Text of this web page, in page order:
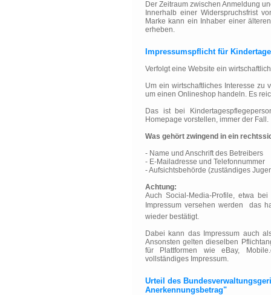
Der Zeitraum zwischen Anmeldung
Innerhalb einer Widerspruchsfrist
Marke kann ein Inhaber einer
erheben.
Impressumspflicht für
Verfolgt eine Website ein
Um ein wirtschaftliches Interesse zu
um einen Onlineshop handeln. Es
Das ist bei
Homepage vorstellen, immer der Fall.
Was gehört zwingend in ein
- Name und Anschrift des Betreibers
- E-Mailadresse und Telefonnummer
- Aufsichtsbehörde (zuständiges
Achtung:
Auch Social-Media-Profile, etwa
Impressum versehen werden  das
wieder bestätigt.
Dabei kann das Impressum auch
Ansonsten gelten dieselben
für Plattformen wie eBay,
vollständiges Impressum.
Urteil des
Anerkennungsbetrag"